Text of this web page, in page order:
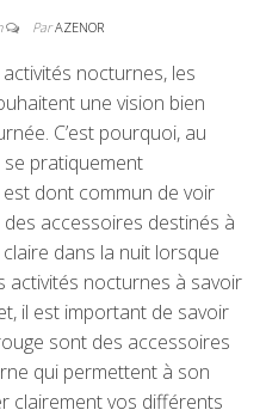
ParAZENOR
nocturnes, les
une vision bien
C’est pourquoi, au
pratiquement
dont commun de voir
accessoires destinés à
dans la nuit lorsque
activités nocturnes à savoir
il est important de savoir
sont des accessoires
qui permettent à son
clairement vos différents